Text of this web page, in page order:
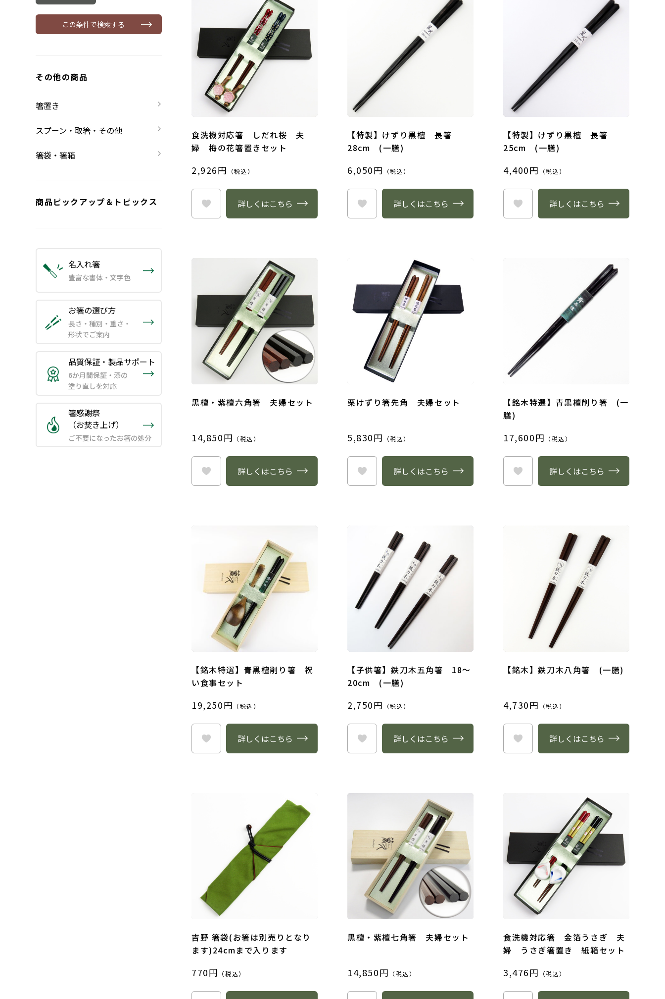
この条件で検索する
その他の商品
箸置き
スプーン・取箸・その他
箸袋・箸箱
商品ピックアップ＆トピックス
名入れ箸
豊富な書体・文字色
お箸の選び方
長さ・種別・重さ・
形状でご案内
品質保証・製品サポート
6か月間保証・漆の
塗り直しを対応
箸感謝祭
（お焚き上げ）
ご不要になったお箸の処分
食洗機対応箸 しだれ桜 夫
婦 梅の花箸置きセット
2,926円 （税込）
詳しくはこちら
【特製】けずり黒檀 長箸
28cm (一膳)
6,050円 （税込）
詳しくはこちら
【特製】けずり黒檀 長箸
25cm (一膳)
4,400円 （税込）
詳しくはこちら
黒檀・紫檀六角箸 夫婦セット
14,850円 （税込）
詳しくはこちら
栗けずり箸先角 夫婦セット
5,830円 （税込）
詳しくはこちら
【銘木特選】青黒檀削り箸 (一
膳)
17,600円 （税込）
詳しくはこちら
【銘木特選】青黒檀削り箸 祝
い食事セット
19,250円 （税込）
詳しくはこちら
【子供箸】鉄刀木五角箸 18～
20cm (一膳)
2,750円 （税込）
詳しくはこちら
【銘木】鉄刀木八角箸 (一膳)
4,730円 （税込）
詳しくはこちら
吉野 箸袋(お箸は別売りとなり
ます)24cmまで入ります
770円 （税込）
黒檀・紫檀七角箸 夫婦セット
14,850円 （税込）
食洗機対応箸 金箔うさぎ 夫
婦 うさぎ箸置き 紙箱セット
3,476円 （税込）